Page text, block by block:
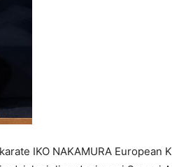
IKO NAKAMURA European